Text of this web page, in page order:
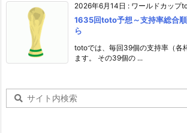
2026年6月14日 : ワールドカップ
1635回toto予想～支持率総合
ら
totoでは、毎回39個の支持率（各
ます。 その39個の ...